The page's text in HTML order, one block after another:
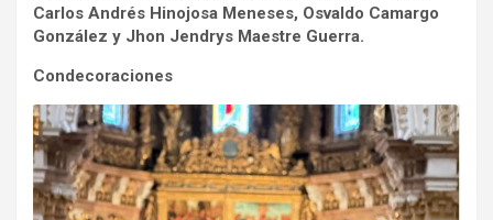
Carlos Andrés Hinojosa Meneses, Osvaldo Camargo
González y Jhon Jendrys Maestre Guerra.
Condecoraciones